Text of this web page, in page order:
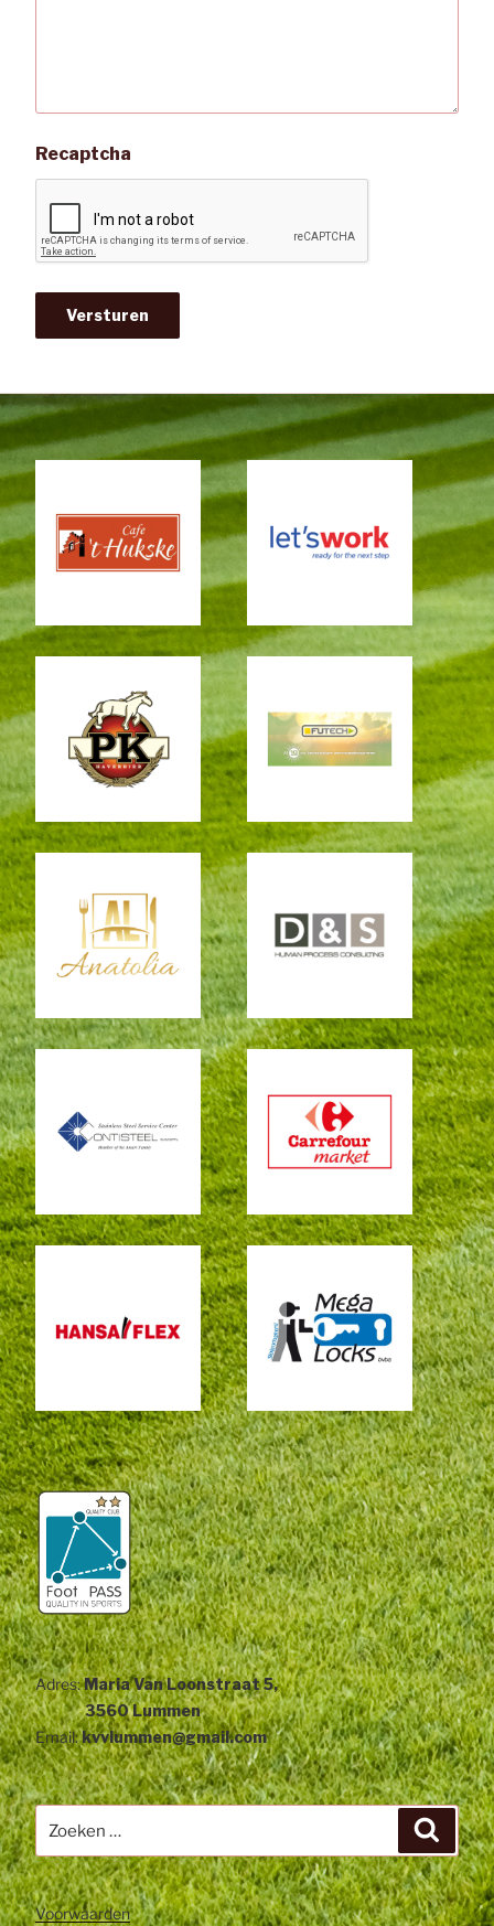
Recaptcha
Adres:Maria Van Loonstraat 5,
3560 Lummen
Email:kvvlummen@gmail.com
Zoeken
naar:
Voorwaarden